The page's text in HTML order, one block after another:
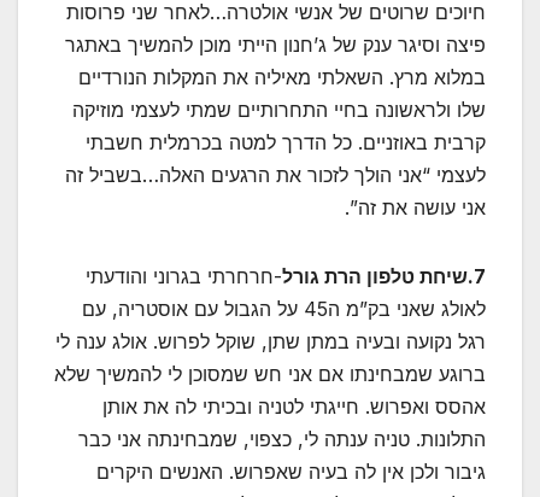
חיוכים שרוטים של אנשי אולטרה…לאחר שני פרוסות
פיצה וסיגר ענק של ג’חנון הייתי מוכן להמשיך באתגר
במלוא מרץ. השאלתי מאיליה את המקלות הנורדיים
שלו ולראשונה בחיי התחרותיים שמתי לעצמי מוזיקה
קרבית באוזניים. כל הדרך למטה בכרמלית חשבתי
לעצמי “אני הולך לזכור את הרגעים האלה…בשביל זה
אני עושה את זה”.
7.שיחת טלפון הרת גורל
-חרחרתי בגרוני והודעתי
לאולג שאני בק”מ ה45 על הגבול עם אוסטריה, עם
רגל נקועה ובעיה במתן שתן, שוקל לפרוש. אולג ענה לי
ברוגע שמבחינתו אם אני חש שמסוכן לי להמשיך שלא
אהסס ואפרוש. חייגתי לטניה ובכיתי לה את אותן
התלונות. טניה ענתה לי, כצפוי, שמבחינתה אני כבר
גיבור ולכן אין לה בעיה שאפרוש. האנשים היקרים